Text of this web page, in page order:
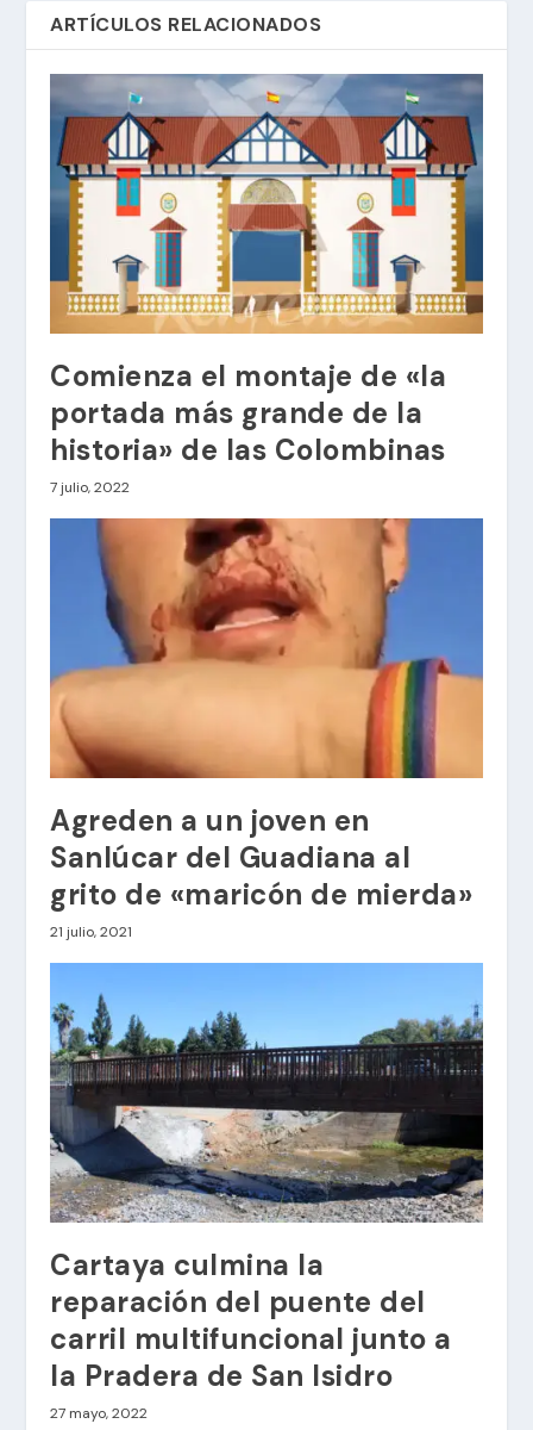
ARTÍCULOS RELACIONADOS
Comienza el montaje de «la
portada más grande de la
historia» de las Colombinas
7 julio, 2022
Agreden a un joven en
Sanlúcar del Guadiana al
grito de «maricón de mierda»
21 julio, 2021
Cartaya culmina la
reparación del puente del
carril multifuncional junto a
la Pradera de San Isidro
27 mayo, 2022